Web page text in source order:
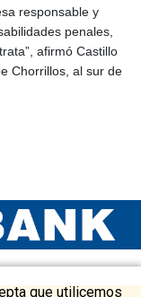
que utilicemos
responsable y
penales,
afirmó Castillo
Chorrillos, al sur de